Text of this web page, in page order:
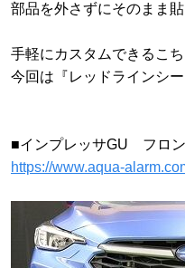
部品を外さずにそのまま
手軽にカスタムできるこち
今回は『レッドラインシ
■インプレッサGU フロン
https://www.aqua-